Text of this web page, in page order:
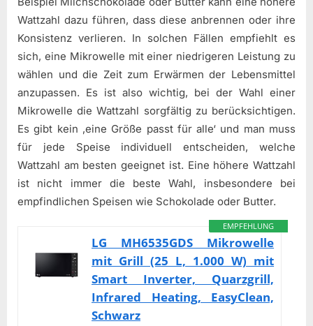
Wattzahl dazu führen, dass diese anbrennen oder ihre
Konsistenz verlieren. In solchen Fällen empfiehlt es
sich, eine Mikrowelle mit einer niedrigeren Leistung zu
wählen und die Zeit zum Erwärmen der Lebensmittel
anzupassen. Es ist also wichtig, bei der Wahl einer
Mikrowelle die Wattzahl sorgfältig zu berücksichtigen.
Es gibt kein ‚eine Größe passt für alle‘ und man muss
für jede Speise individuell entscheiden, welche
Wattzahl am besten geeignet ist. Eine höhere Wattzahl
ist nicht immer die beste Wahl, insbesondere bei
empfindlichen Speisen wie Schokolade oder Butter.
EMPFEHLUNG
LG MH6535GDS Mikrowelle
mit Grill (25 L, 1.000 W) mit
Smart Inverter, Quarzgrill,
Infrared Heating, EasyClean,
Schwarz